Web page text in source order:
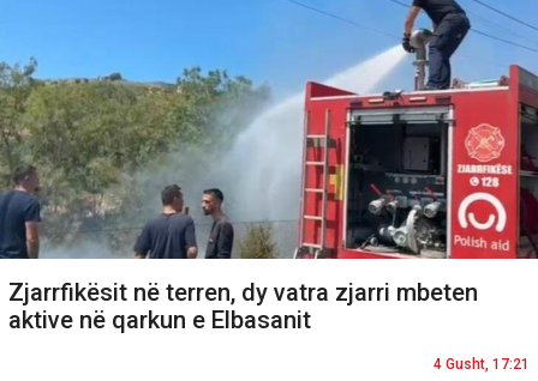
Zjarrfikësit në terren, dy vatra zjarri mbeten
aktive në qarkun e Elbasanit
4 Gusht, 17:21